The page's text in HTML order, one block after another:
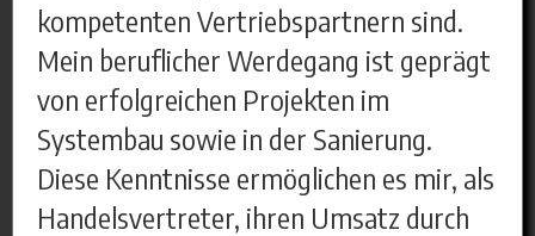
kompetenten Vertriebspartnern sind.
Mein beruflicher Werdegang ist geprägt
von erfolgreichen Projekten im
Systembau sowie in der Sanierung.
Diese Kenntnisse ermöglichen es mir, als
Handelsvertreter, ihren Umsatz durch